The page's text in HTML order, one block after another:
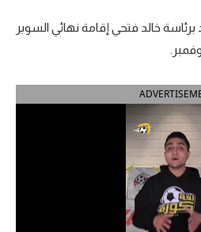
برئاسة خالد فتحي إقامة نهائي السوبر